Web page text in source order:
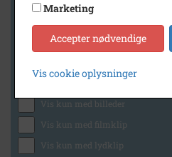
Generelt
Vis kun med billeder
Vis kun med filmklip
Vis kun med lydklip
Marketing
Accepter nødvendige
Vis cookie oplysninger